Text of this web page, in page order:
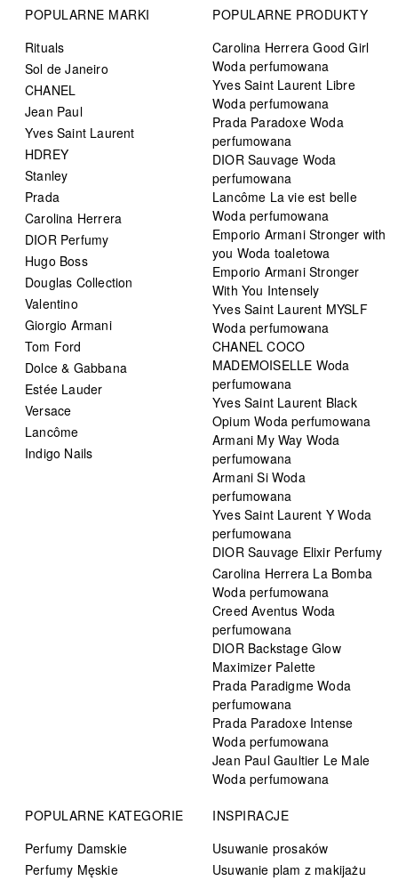
POPULARNE MARKI
Rituals
Sol de Janeiro
CHANEL
Jean Paul
Yves Saint Laurent
HDREY
Stanley
Prada
Carolina Herrera
DIOR Perfumy
Hugo Boss
Douglas Collection
Valentino
Giorgio Armani
Tom Ford
Dolce & Gabbana
Estée Lauder
Versace
Lancôme
Indigo Nails
POPULARNE PRODUKTY
Carolina Herrera Good Girl
Woda perfumowana
Yves Saint Laurent Libre
Woda perfumowana
Prada Paradoxe Woda
perfumowana
DIOR Sauvage Woda
perfumowana
Lancôme La vie est belle
Woda perfumowana
Emporio Armani Stronger with
you Woda toaletowa
Emporio Armani Stronger
With You Intensely
Yves Saint Laurent MYSLF
Woda perfumowana
CHANEL COCO
MADEMOISELLE Woda
perfumowana
Yves Saint Laurent Black
Opium Woda perfumowana
Armani My Way Woda
perfumowana
Armani Si Woda
perfumowana
Yves Saint Laurent Y Woda
perfumowana
DIOR Sauvage Elixir Perfumy
Carolina Herrera La Bomba
Woda perfumowana
Creed Aventus Woda
perfumowana
DIOR Backstage Glow
Maximizer Palette
Prada Paradigme Woda
perfumowana
Prada Paradoxe Intense
Woda perfumowana
Jean Paul Gaultier Le Male
Woda perfumowana
POPULARNE KATEGORIE
Perfumy Damskie
Perfumy Męskie
INSPIRACJE
Usuwanie prosaków
Usuwanie plam z makijażu